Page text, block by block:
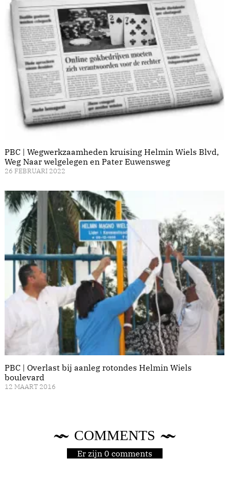
PBC | Wegwerkzaamheden kruising Helmin Wiels Blvd,
Weg Naar welgelegen en Pater Euwensweg
26 FEBRUARI 2022
PBC | Overlast bij aanleg rotondes Helmin Wiels
boulevard
12 MAART 2016
COMMENTS
Er zijn 0 comments